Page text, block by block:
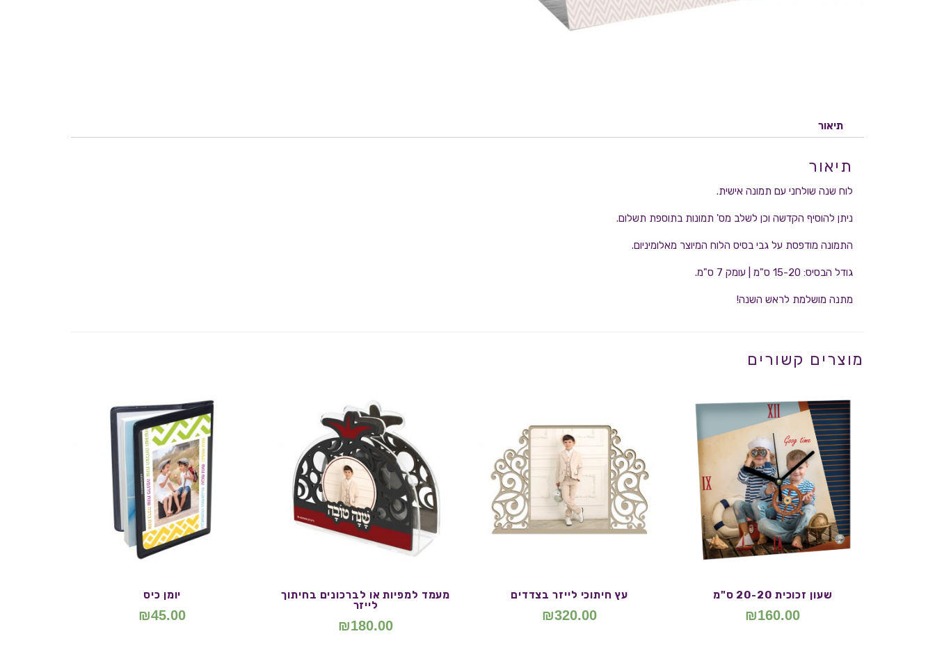
תיאור
תיאור
לוח שנה שולחני עם תמונה אישית.
ניתן להוסיף הקדשה וכן לשלב מס' תמונות בתוספת תשלום.
התמונה מודפסת על גבי בסיס הלוח המיוצר מאלומיניום.
גודל הבסיס: 15-20 ס"מ | עומק 7 ס"מ.
מתנה מושלמת לראש השנה!
מוצרים קשורים
שעון זכוכית 20-20 ס"מ
₪160.00
עץ חיתוכי לייזר בצדדים
₪320.00
מעמד למפיות או לברכונים בחיתוך
לייזר
₪180.00
יומן כיס
₪45.00